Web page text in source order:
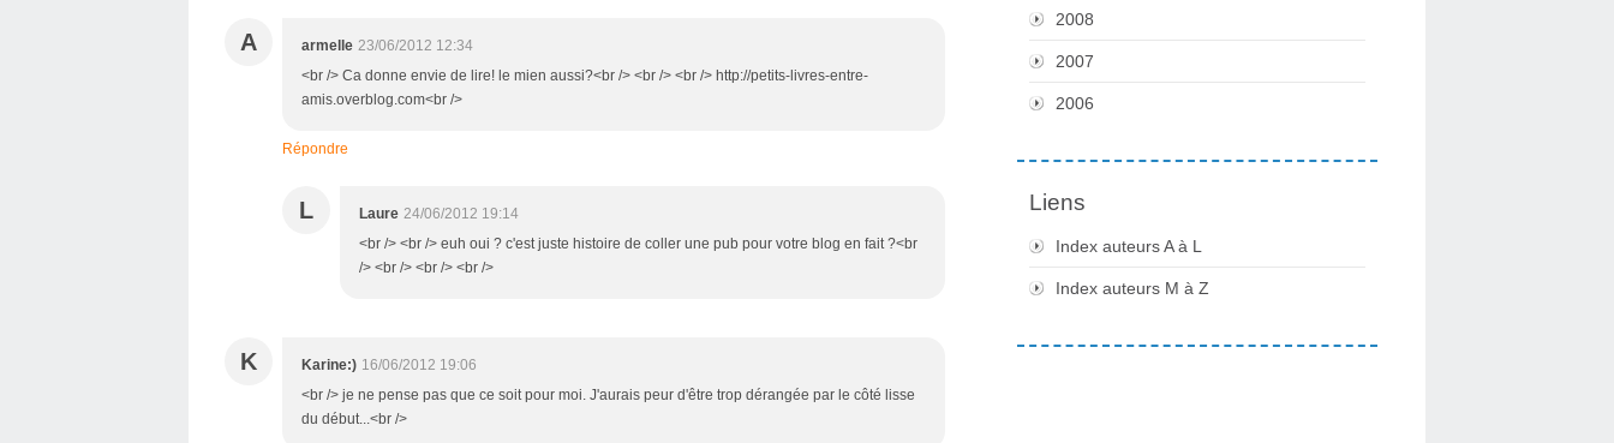
A armelle 23/06/2012 12:34
<br /> Ca donne envie de lire! le mien aussi?<br /> <br /> <br /> http://petits-livres-entre-
amis.overblog.com<br />
Répondre
L Laure 24/06/2012 19:14
<br /> <br /> euh oui ? c'est juste histoire de coller une pub pour votre blog en fait ?<br
/> <br /> <br /> <br />
K Karine:) 16/06/2012 19:06
<br /> je ne pense pas que ce soit pour moi. J'aurais peur d'être trop dérangée par le côté lisse
du début...<br />
2008
2007
2006
Liens
Index auteurs A à L
Index auteurs M à Z